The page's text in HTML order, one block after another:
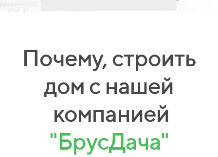
Почему, строить
дом с нашей
компанией
"БрусДача"